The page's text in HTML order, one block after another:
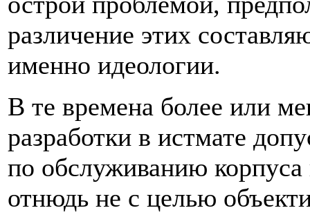
различение этих
именно идеологии.
В те времена более или
разработки в истмате
по обслуживанию корпуса
отнюдь не с целью